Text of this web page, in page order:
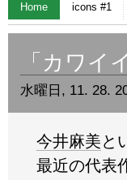
Home icons #1
「カワイ
水曜日, 11. 28.
今井麻美と
最近の代表